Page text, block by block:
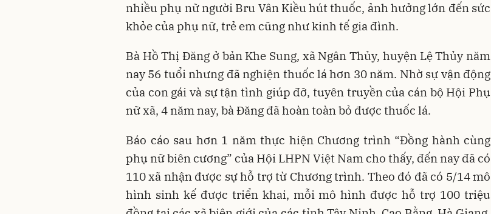
nhiều phụ nữ người Bru Vân Kiều hút thuốc, ảnh hưởng lớn đến sức
khỏe của phụ nữ, trẻ em cũng như kinh tế gia đình.
Bà Hồ Thị Đăng ở bản Khe Sung, xã Ngân Thủy, huyện Lệ Thủy năm
nay 56 tuổi nhưng đã nghiện thuốc lá hơn 30 năm. Nhờ sự vận động
của con gái và sự tận tình giúp đỡ, tuyên truyền của cán bộ Hội Phụ
nữ xã, 4 năm nay, bà Đăng đã hoàn toàn bỏ được thuốc lá.
Báo cáo sau hơn 1 năm thực hiện Chương trình “Đồng hành cùng
phụ nữ biên cương” của Hội LHPN Việt Nam cho thấy, đến nay đã có
110 xã nhận được sự hỗ trợ từ Chương trình. Theo đó đã có 5/14 mô
hình sinh kế được triển khai, mỗi mô hình được hỗ trợ 100 triệu